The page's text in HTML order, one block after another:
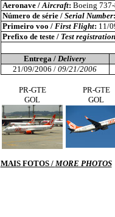
Aeronave /Aircraft: Boeing 737-
Número de série / Serial Number:
Primeiro voo / First Flight: 11/
Prefixo de teste /Test registration
Entrega / Delivery
21/09/2006 / 09/21/2006
PR-GTE
GOL
PR-GTE
GOL
MAIS FOTOS / MORE PHOTOS